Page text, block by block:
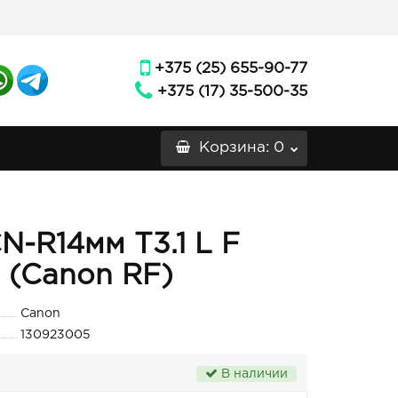
+375 (25) 655-90-77
+375 (17) 35-500-35
Корзина: 0
R14мм T3.1 L F
(Canon RF)
Canon
130923005
В наличии